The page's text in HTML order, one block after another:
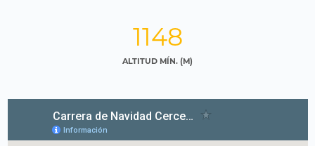
1148
ALTITUD MÍN. (M)